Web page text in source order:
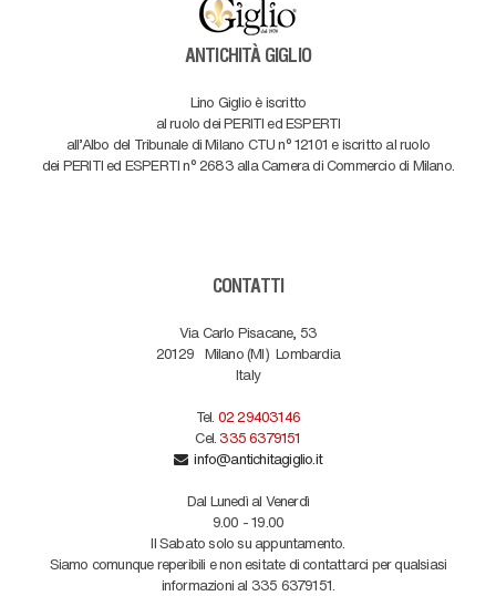
ANTICHITÀ GIGLIO
Lino Giglio è iscritto
al ruolo dei PERITI ed ESPERTI
all'Albo del Tribunale di Milano CTU n° 12101 e iscritto al ruolo
dei PERITI ed ESPERTI n° 2683 alla Camera di Commercio di Milano.
CONTATTI
Via Carlo Pisacane, 53
20129 Milano (MI) Lombardia
Italy
Tel. 02 29403146
Cel. 335 6379151
info@antichitagiglio.it
Dal Lunedì al Venerdì
9.00 - 19.00
Il Sabato solo su appuntamento.
Siamo comunque reperibili e non esitate di contattarci per qualsiasi
informazioni al 335 6379151.